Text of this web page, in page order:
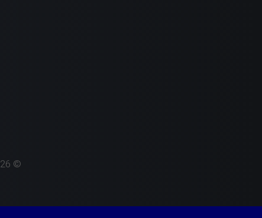
© 2026 کپی پرشیا | تمامی حقوق محفوظ است. طراحی سایت و سئو: